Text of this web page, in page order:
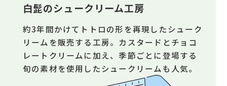
白髭のシュークリーム工房
約3年間かけてトトロの形を再現したシューク
リームを販売する工房。カスタードとチョコ
レートクリームに加え、季節ごとに登場する
旬の素材を使用したシュークリームも人気。